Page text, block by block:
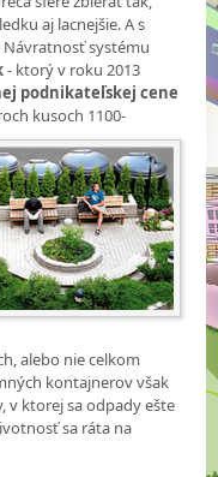
aj lacnejšie. A s
systému
- ktorý v roku 2013
podnikateľskej cene
kusoch 1100-
alebo nie celkom
kontajnerov však
v ktorej sa odpady ešte
sa ráta na